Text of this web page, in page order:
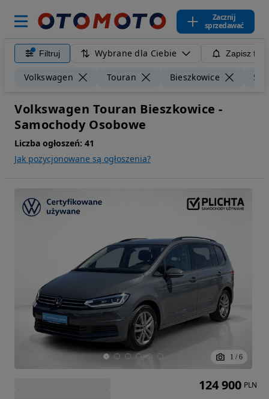
Zacznij
sprzedawać
Filtruj Wybrane dla Ciebie Zapisz
Volkswagen Touran Bieszkowice 50
Volkswagen Touran Bieszkowice -
Samochody Osobowe
Liczba ogłoszeń: 41
Jak pozycjonowane są ogłoszenia?
1 / 6
124 900 PLN